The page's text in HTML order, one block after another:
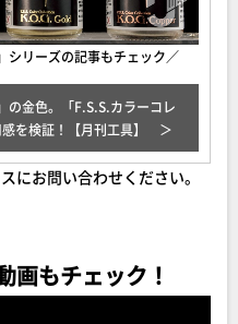
シリーズの記事もチェック／
の金色。「F.S.S.カラーコレ
を検証！【月刊工具】
にお問い合わせください。
もチェック！